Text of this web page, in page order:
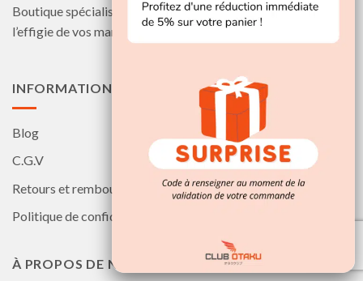
Boutique spécialisée dans la distribution de produits à
l’effigie de vos mangas et animes préférés.
INFORMATIONS
Blog
C.G.V
Retours et remboursements
Politique de confidentialité
À PROPOS DE NOUS